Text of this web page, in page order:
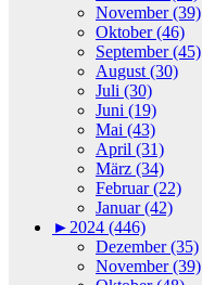
November (39)
Oktober (46)
September (45)
August (30)
Juli (30)
Juni (19)
Mai (43)
April (31)
März (34)
Februar (22)
Januar (42)
► 2024 (446)
Dezember (35)
November (39)